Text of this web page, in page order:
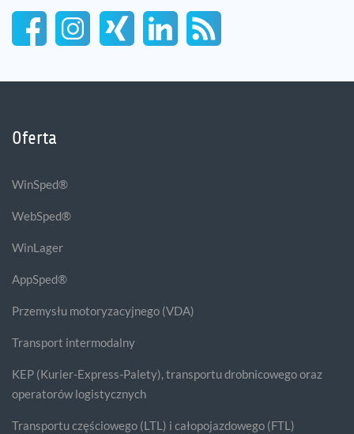
Oferta
WinSped®
WebSped®
WinLager
AppSped®
Przemysłu motoryzacyjnego (VDA)
Transport intermodalny
KEP (Kurier-Express-Palety), transportu drobnicowego oraz
operatorów logistycznych
Transportu częściowego (LTL) i całopojazdowego (FTL)